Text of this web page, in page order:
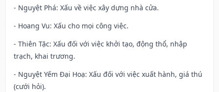
- Nguyệt Phá: Xấu về việc xây dựng nhà cửa.
- Hoang Vu: Xấu cho mọi công việc.
- Thiên Tặc: Xấu đối với việc khởi tạo, động thổ, nhập
trạch, khai trương.
- Nguyệt Yếm Đại Hoạ: Xấu đối với việc xuất hành, giá thú
(cưới hỏi).